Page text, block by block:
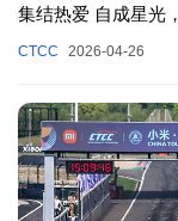
集结热爱 自成星光
CTCC 2026-04-26